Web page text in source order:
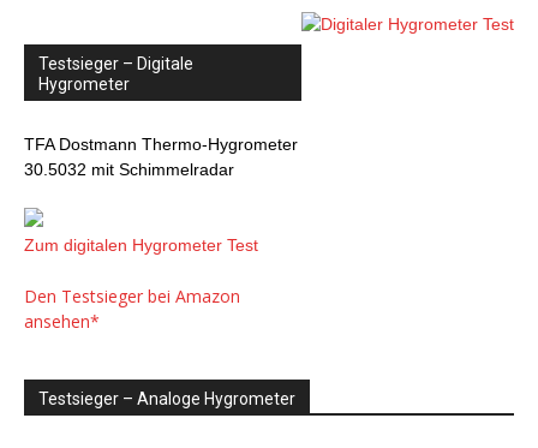
Testsieger – Digitale
Hygrometer
TFA Dostmann Thermo-Hygrometer
30.5032 mit Schimmelradar
Zum digitalen Hygrometer Test
Den Testsieger bei Amazon
ansehen*
Testsieger – Analoge Hygrometer